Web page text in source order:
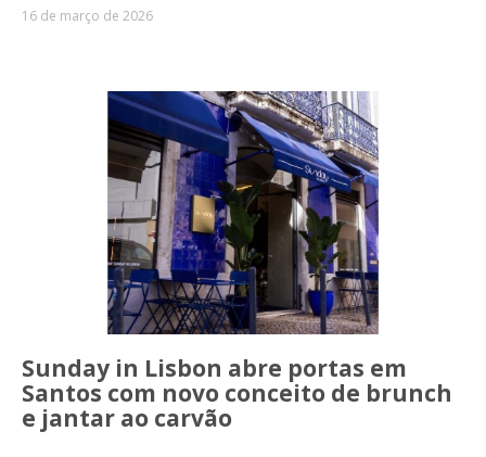
16 de março de 2026
Sunday in Lisbon abre portas em
Santos com novo conceito de brunch
e jantar ao carvão